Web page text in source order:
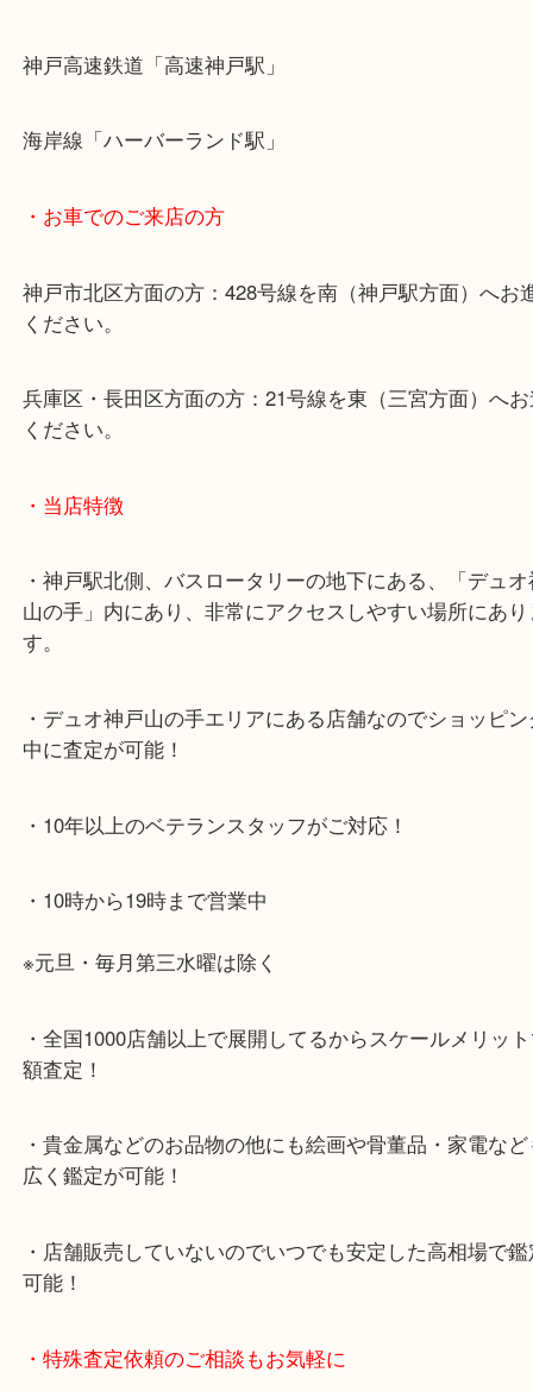
上記に記載がないエリアでもご相談ください！！
※宅配買取は、事前にライン査定で1万円以上が出
らせて頂きます。(金券・両替以外）
・最寄り駅のご案内
山陽線「神戸駅」
神戸高速鉄道「高速神戸駅」